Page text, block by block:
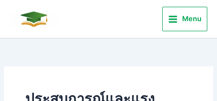
Menu
for: